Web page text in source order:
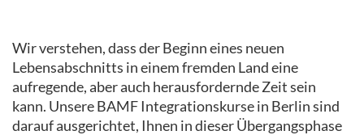
Wir verstehen, dass der Beginn eines neuen
Lebensabschnitts in einem fremden Land eine
aufregende, aber auch herausfordernde Zeit sein
kann. Unsere BAMF Integrationskurse in Berlin sind
darauf ausgerichtet, Ihnen in dieser Übergangsphase